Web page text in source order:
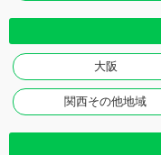
大阪
関西その他地域